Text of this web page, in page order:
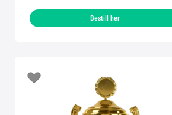
Bestill her